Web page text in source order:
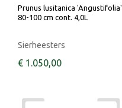
Prunus lusitanica 'Angustifolia'
80-100 cm cont. 4,0L
Sierheesters
€ 1.050,00